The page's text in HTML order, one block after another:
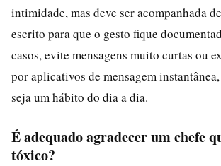
intimidade, mas deve ser acompanhada
escrito para que o gesto fique
casos, evite mensagens muito curtas ou
por aplicativos de mensagem
seja um hábito do dia a dia.
É adequado agradecer um chefe
tóxico?